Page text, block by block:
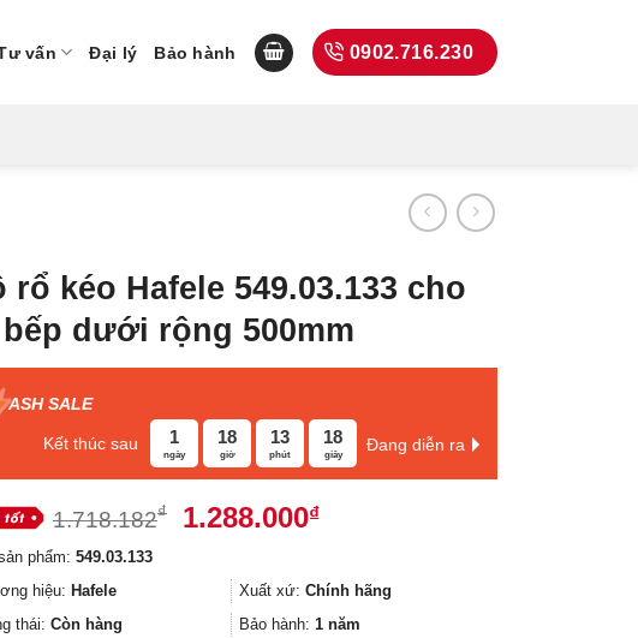
vấn Đại lý Bảo hành 0902.716.230
rổ kéo Hafele 549.03.133 cho
dưới rộng 500mm
ASH SALE
Kết thúc sau 1
ngày
18
giờ
13
phút
18
giây
Đang diễn ra
1.718.182₫
Giá
1.718.182₫.
1.288.000₫Giá
là:
1.288.000₫.
phẩm: 549.03.133
hiệu: Hafele Xuất xứ: Chính hãng
thái: Còn hàng Bảo hành: 1 năm